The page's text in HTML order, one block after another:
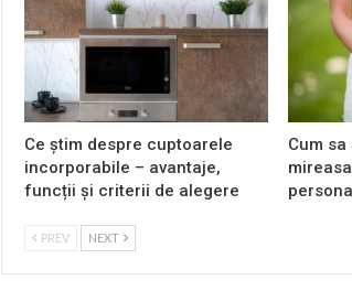
Ce știm despre cuptoarele
incorporabile – avantaje,
funcții și criterii de alegere
Cum
PREV NEXT